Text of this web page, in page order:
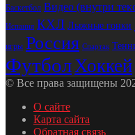
Баскетбол Видео (внутри
Испания КХЛ Лыжные гонки
игры Россия Спартак
ФутболХоккей
© Все права защищены
О сайте
Карта сайта
Обратная связь